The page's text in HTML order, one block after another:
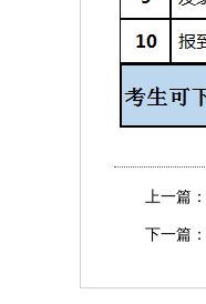
上一篇：
下一篇：